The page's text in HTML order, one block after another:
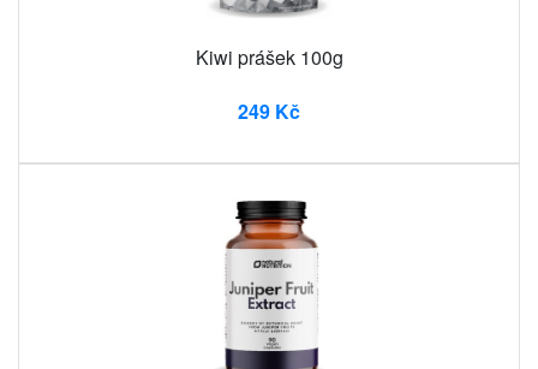
Kiwi prášek 100g
249 Kč